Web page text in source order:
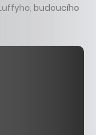
budoucího